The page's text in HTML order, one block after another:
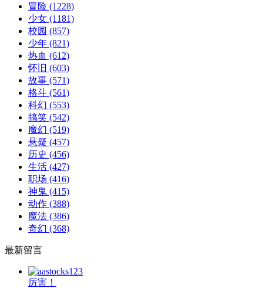
冒险 (1228)
少女 (1181)
校园 (857)
少年 (821)
热血 (612)
怀旧 (603)
故事 (571)
格斗 (561)
科幻 (553)
搞笑 (542)
魔幻 (519)
悬疑 (457)
历史 (456)
生活 (427)
职场 (416)
神鬼 (415)
动作 (388)
魔法 (386)
奇幻 (368)
最新留言
厉害！